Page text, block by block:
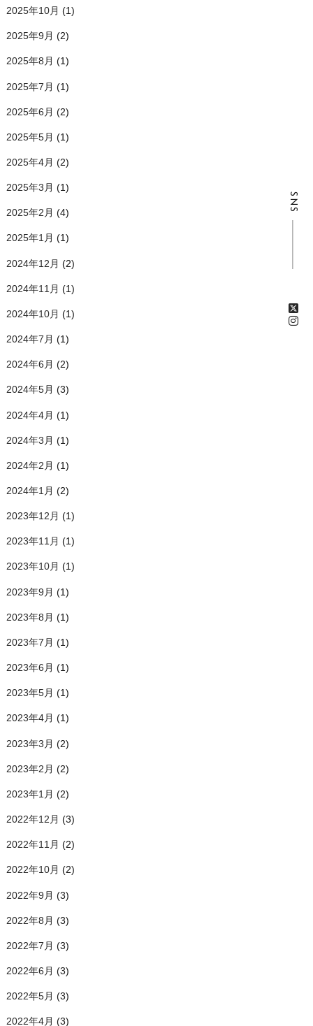
SNS
2025年10月 (1)
2025年9月 (2)
2025年8月 (1)
2025年7月 (1)
2025年6月 (2)
2025年5月 (1)
2025年4月 (2)
2025年3月 (1)
2025年2月 (4)
2025年1月 (1)
2024年12月 (2)
2024年11月 (1)
2024年10月 (1)
2024年7月 (1)
2024年6月 (2)
2024年5月 (3)
2024年4月 (1)
2024年3月 (1)
2024年2月 (1)
2024年1月 (2)
2023年12月 (1)
2023年11月 (1)
2023年10月 (1)
2023年9月 (1)
2023年8月 (1)
2023年7月 (1)
2023年6月 (1)
2023年5月 (1)
2023年4月 (1)
2023年3月 (2)
2023年2月 (2)
2023年1月 (2)
2022年12月 (3)
2022年11月 (2)
2022年10月 (2)
2022年9月 (3)
2022年8月 (3)
2022年7月 (3)
2022年6月 (3)
2022年5月 (3)
2022年4月 (3)